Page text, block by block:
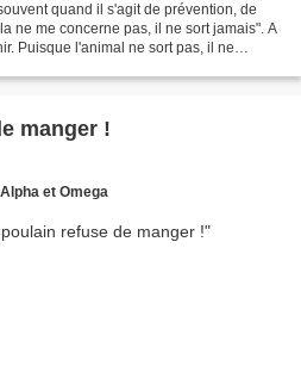
quand il s'agit de prévention, de
ne me concerne pas, il ne sort jamais". A
Puisque l'animal ne sort pas, il ne
manger !
et Omega